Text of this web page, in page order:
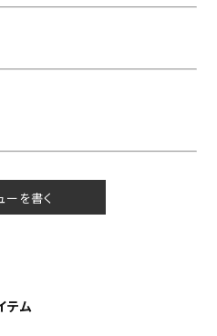
ーを書く
テム